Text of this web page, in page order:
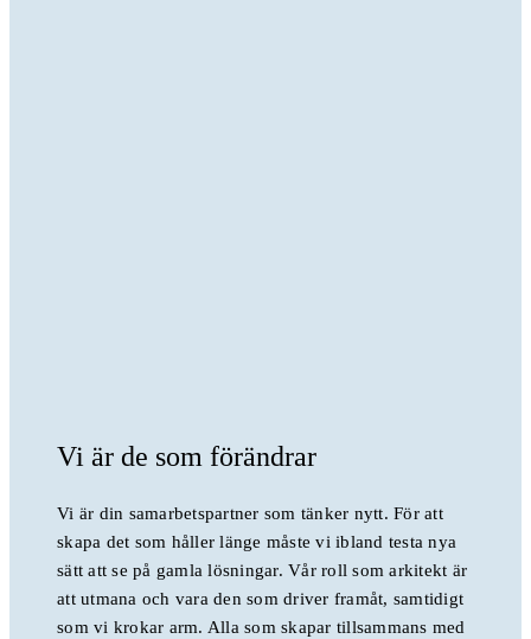
Vi är de som förändrar
Vi är din samarbetspartner som tänker nytt. För att
skapa det som håller länge måste vi ibland testa nya
sätt att se på gamla lösningar. Vår roll som arkitekt är
att utmana och vara den som driver framåt, samtidigt
som vi krokar arm. Alla som skapar tillsammans med